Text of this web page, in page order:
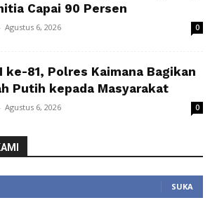
Capai 90 Persen
- Agustus 6, 2026 0
ke-81, Polres Kaimana Bagikan
Putih kepada Masyarakat
- Agustus 6, 2026 0
SUKA